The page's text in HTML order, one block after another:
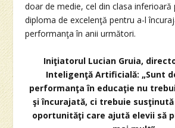
doar de medie, cel din clasa
diploma de excelenţă pentru a-l
performanţa în anii următori.
Iniţiatorul Lucian Gruia,
Inteligenţă Artificială: „Sunt
performanţa în educaţie nu
şi încurajată, ci trebuie
oportunităţi care ajută elevii să